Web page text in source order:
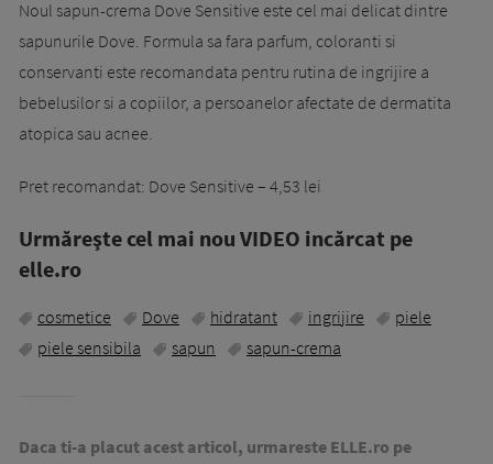
Noul sapun-crema Dove Sensitive este cel mai delicat dintre
sapunurile Dove. Formula sa fara parfum, coloranti si
conservanti este recomandata pentru rutina de ingrijire a
bebelusilor si a copiilor, a persoanelor afectate de dermatita
atopica sau acnee.
Pret recomandat: Dove Sensitive – 4,53 lei
Urmăreşte cel mai nou VIDEO incărcat pe
elle.ro
cosmetice Dove hidratant ingrijire
piele
piele sensibila
sapun sapun-crema
Daca ti-a placut acest articol, urmareste ELLE.ro pe